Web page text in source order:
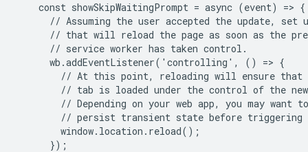
    const showSkipWaitingPrompt = async (event) => {
// Assuming the user accepted the update, set
// that will reload the page as soon as the
      // service worker has taken control.
      wb.addEventListener('controlling', () => {
// At this point, reloading will ensure that
// tab is loaded under the control of the
// Depending on your web app, you may want
// persist transient state before triggering
        window.location.reload();
      });